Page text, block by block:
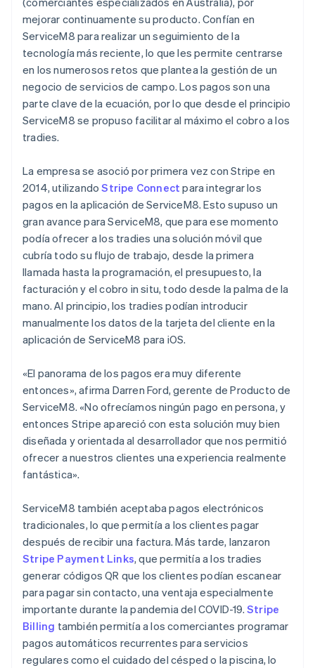
mejorar continuamente su producto. Confían en
ServiceM8 para realizar un seguimiento de la
tecnología más reciente, lo que les permite centrarse
en los numerosos retos que plantea la gestión de un
negocio de servicios de campo. Los pagos son una
parte clave de la ecuación, por lo que desde el principio
ServiceM8 se propuso facilitar al máximo el cobro a los
tradies.
La empresa se asoció por primera vez con Stripe en
2014, utilizandoStripe Connect para integrar los
pagos en la aplicación de ServiceM8. Esto supuso un
gran avance para ServiceM8, que para ese momento
podía ofrecer a los tradies una solución móvil que
cubría todo su flujo de trabajo, desde la primera
llamada hasta la programación, el presupuesto, la
facturación y el cobro in situ, todo desde la palma de la
mano. Al principio, los tradies podían introducir
manualmente los datos de la tarjeta del cliente en la
aplicación de ServiceM8 para iOS.
«El panorama de los pagos era muy diferente
entonces», afirma Darren Ford, gerente de Producto de
ServiceM8. «No ofrecíamos ningún pago en persona, y
entonces Stripe apareció con esta solución muy bien
diseñada y orientada al desarrollador que nos permitió
ofrecer a nuestros clientes una experiencia realmente
fantástica».
ServiceM8 también aceptaba pagos electrónicos
tradicionales, lo que permitía a los clientes pagar
después de recibir una factura. Más tarde, lanzaron
Stripe Payment Links, que permitía a los tradies
generar códigos QR que los clientes podían escanear
para pagar sin contacto, una ventaja especialmente
importante durante la pandemia del COVID-19.Stripe
Billing también permitía a los comerciantes programar
pagos automáticos recurrentes para servicios
regulares como el cuidado del césped o la piscina, lo